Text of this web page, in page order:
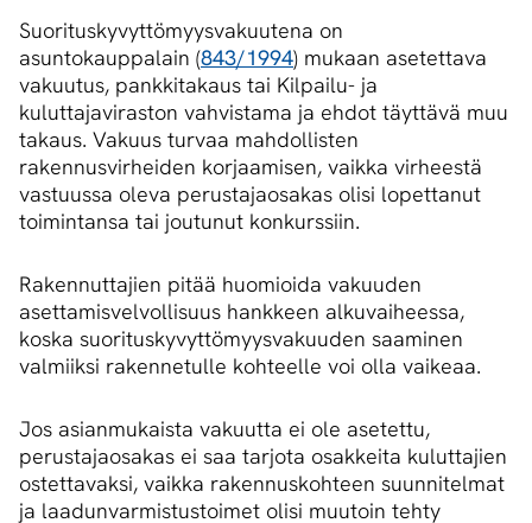
Suorituskyvyttömyysvakuutena on
asuntokauppalain (843/1994) mukaan asetettava
vakuutus, pankkitakaus tai Kilpailu- ja
kuluttajaviraston vahvistama ja ehdot täyttävä muu
takaus. Vakuus turvaa mahdollisten
rakennusvirheiden korjaamisen, vaikka virheestä
vastuussa oleva perustajaosakas olisi lopettanut
toimintansa tai joutunut konkurssiin.
Rakennuttajien pitää huomioida vakuuden
asettamisvelvollisuus hankkeen alkuvaiheessa,
koska suorituskyvyttömyysvakuuden saaminen
valmiiksi rakennetulle kohteelle voi olla vaikeaa.
Jos asianmukaista vakuutta ei ole asetettu,
perustajaosakas ei saa tarjota osakkeita kuluttajien
ostettavaksi, vaikka rakennuskohteen suunnitelmat
ja laadunvarmistustoimet olisi muutoin tehty